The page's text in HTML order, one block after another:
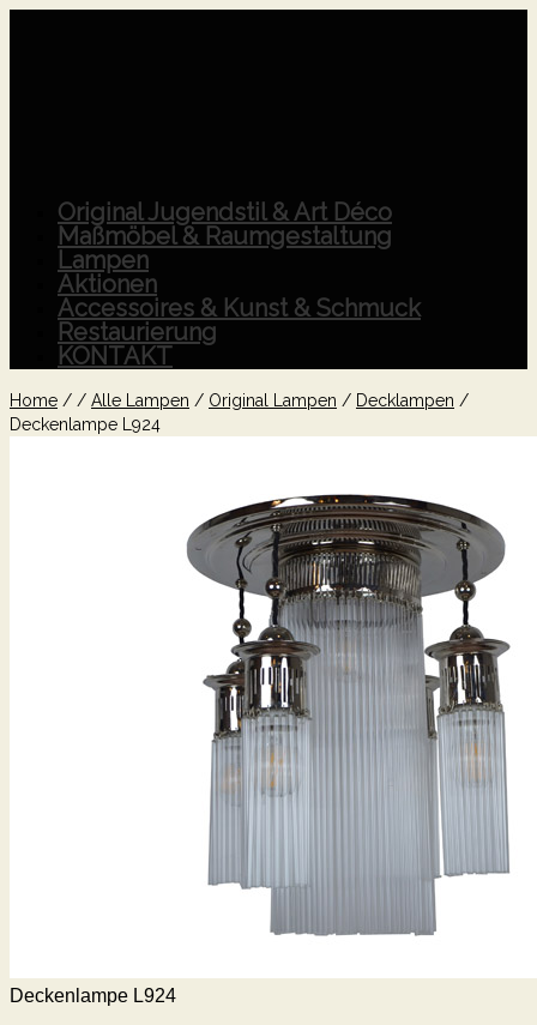
Original Jugendstil & Art Déco
Maßmöbel & Raumgestaltung
Lampen
Aktionen
Accessoires & Kunst & Schmuck
Restaurierung
KONTAKT
Home / / Alle Lampen / Original Lampen / Decklampen /
Deckenlampe L924
Deckenlampe L924